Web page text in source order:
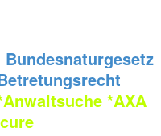
Bundesnaturgesetz
*AXA